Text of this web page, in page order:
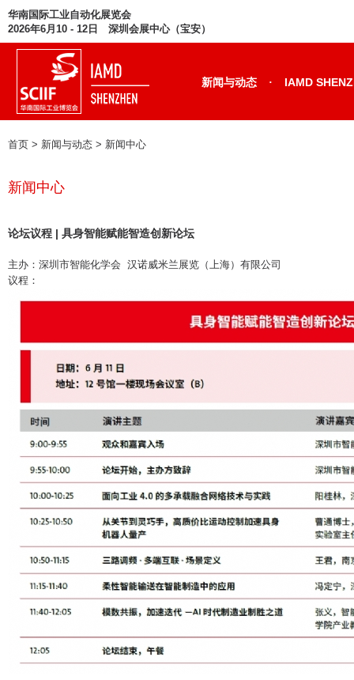
华南国际工业自动化展览会
2026年6月10 - 12日 深圳会展中心（宝安）
新闻与动态 · IAMD
首页 > 新闻与动态 > 新闻中心
新闻中心
论坛议程 | 具身智能赋能智造创新论坛
主办：深圳市智能化学会 汉诺威米兰展览（上海）有限公司
议程：